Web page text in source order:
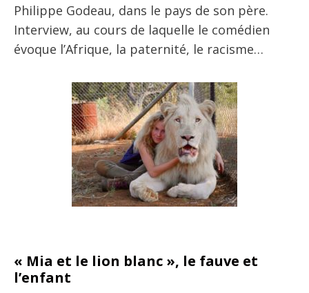
Philippe Godeau, dans le pays de son père.
Interview, au cours de laquelle le comédien
évoque l’Afrique, la paternité, le racisme…
« Mia et le lion blanc », le fauve et
l’enfant